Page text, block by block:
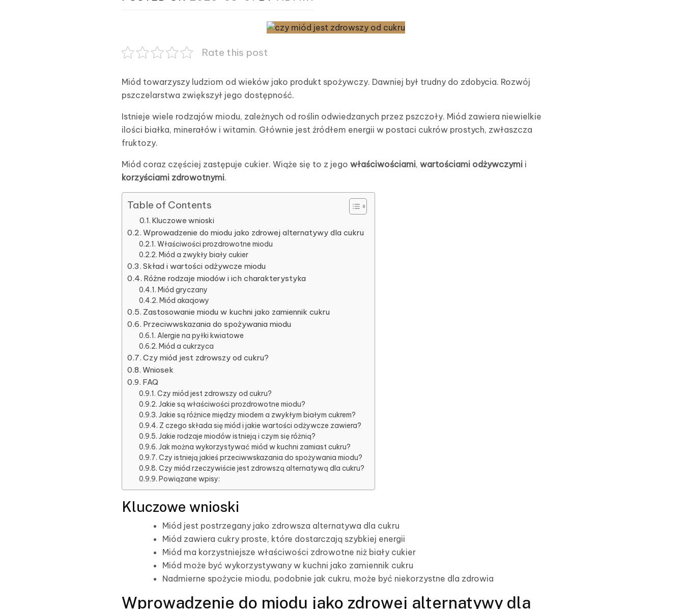
Rate this post
Miód towarzyszy ludziom od wieków jako produkt spożywczy. Dawniej był trudny do zdobycia. Rozwój
pszczelarstwa zwiększył jego dostępność.
Istnieje wiele rodzajów miodu, zależnych od roślin odwiedzanych przez pszczoły. Miód zawiera niewielkie
ilości białka, minerałów i witamin. Głównie jest źródłem energii w postaci cukrów prostych, zwłaszcza
fruktozy.
Miód coraz częściej zastępuje cukier. Wiąże się to z jego właściwościami, wartościami odżywczymi i
korzyściami zdrowotnymi.
Table of Contents
Kluczowe wnioski
Wprowadzenie do miodu jako zdrowej alternatywy dla cukru
Właściwości prozdrowotne miodu
Miód a zwykły biały cukier
Skład i wartości odżywcze miodu
Różne rodzaje miodów i ich charakterystyka
Miód gryczany
Miód akacjowy
Zastosowanie miodu w kuchni jako zamiennik cukru
Przeciwwskazania do spożywania miodu
Alergie na pyłki kwiatowe
Miód a cukrzyca
Czy miód jest zdrowszy od cukru?
Wniosek
FAQ
Czy miód jest zdrowszy od cukru?
Jakie są właściwości prozdrowotne miodu?
Jakie są różnice między miodem a zwykłym białym cukrem?
Z czego składa się miód i jakie wartości odżywcze zawiera?
Jakie rodzaje miodów istnieją i czym się różnią?
Jak można wykorzystywać miód w kuchni zamiast cukru?
Czy istnieją jakieś przeciwwskazania do spożywania miodu?
Czy miód rzeczywiście jest zdrowszą alternatywą dla cukru?
Powiązane wpisy:
Kluczowe wnioski
Miód jest postrzegany jako zdrowsza alternatywa dla cukru
Miód zawiera cukry proste, które dostarczają szybkiej energii
Miód ma korzystniejsze właściwości zdrowotne niż biały cukier
Miód może być wykorzystywany w kuchni jako zamiennik cukru
Nadmierne spożycie miodu, podobnie jak cukru, może być niekorzystne dla zdrowia
Wprowadzenie do miodu jako zdrowej alternatywy dla